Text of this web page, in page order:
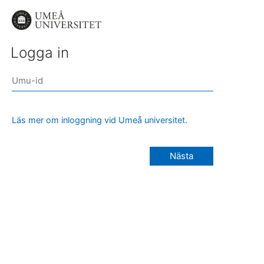
Logga in
Läs mer om inloggning vid Umeå universitet.
Nästa